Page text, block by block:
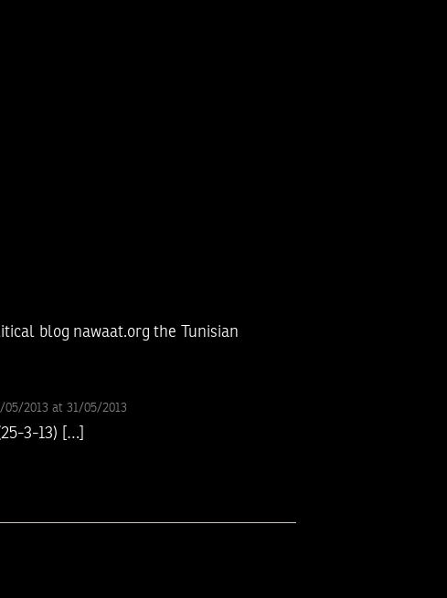
blog nawaat.org the Tunisian
05/2013 at 31/05/2013
3-13) […]